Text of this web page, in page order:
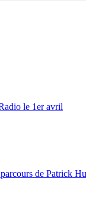
le 1er avril
de Patrick